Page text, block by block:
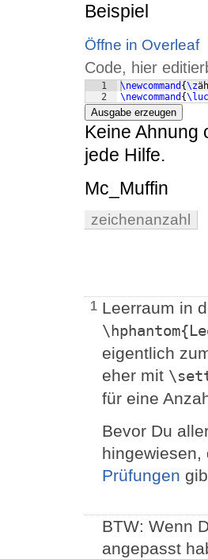
Beispiel
Öffne in Overleaf
Code, hier
1
2
\newcommand {\z
\newcommand {
Ausgabe erzeugen
Keine Ahnung
jede Hilfe.
Mc_Muffin
zeichenanzahl
1 Leerraum in
eigentlich
eher mit
für eine
Bevor Du
Prüfungen
BTW: Wenn
angepasst